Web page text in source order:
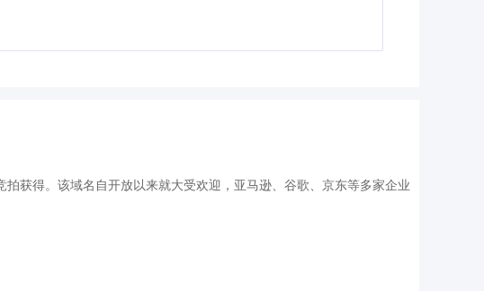
拍获得。该域名自开放以来就大受欢迎，亚马逊、谷歌、京东等多家企业